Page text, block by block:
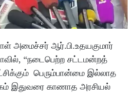
அமைச்சர் ஆர்.பி.உதயகுமார்
“நடைபெற்ற சட்டமன்றத்
பெரும்பான்மை இல்லாத
இதுவரை காணாத அரசியல்